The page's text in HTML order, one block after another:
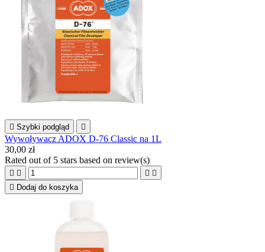
 Szybki podgląd 
Wywoływacz ADOX D-76 Classic na 1L
30,00 zł
Rated out of 5 stars based on review(s)
   
 Dodaj do koszyka